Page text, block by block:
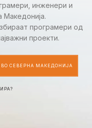
инженери и
Македонија.
програмери од
проекти.
СЕВЕРНА МАКЕДОНИЈА